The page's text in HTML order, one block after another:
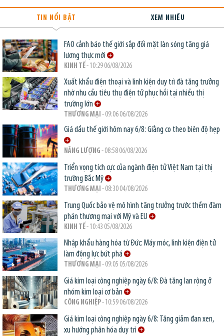
TIN NỔI BẬT XEM NHIỀU
FAO cảnh báo thế giới sắp đối mặt làn sóng tăng giá
lương thực mới
KINH TẾ- 10:29 06/08/2026
Xuất khẩu điện thoại và linh kiện duy trì đà tăng trưởng
nhờ nhu cầu tiêu thụ điện tử phục hồi tại nhiều thị
trường lớn
THƯƠNG MẠI - 09:06 06/08/2026
Giá dầu thế giới hôm nay 6/8: Giằng co theo biên độ hẹp
NĂNG LƯỢNG - 08:58 06/08/2026
Triển vọng tích cực của ngành điện tử Việt Nam tại thị
trường Bắc Mỹ
THƯƠNG MẠI - 08:30 04/08/2026
Trung Quốc bảo vệ mô hình tăng trưởng trước thềm đàm
phán thương mại với Mỹ và EU
KINH TẾ- 10:43 05/08/2026
Nhập khẩu hàng hóa từ Đức: Máy móc, linh kiện điện tử
làm động lực bứt phá
THƯƠNG MẠI - 09:05 05/08/2026
Giá kim loại công nghiệp ngày 6/8: Đà tăng lan rộng ở
nhóm kim loại cơ bản
CÔNG NGHIỆP- 10:59 06/08/2026
Giá kim loại công nghiệp ngày 6/8: Tăng giảm đan xen,
xu hướng phân hóa duy trì